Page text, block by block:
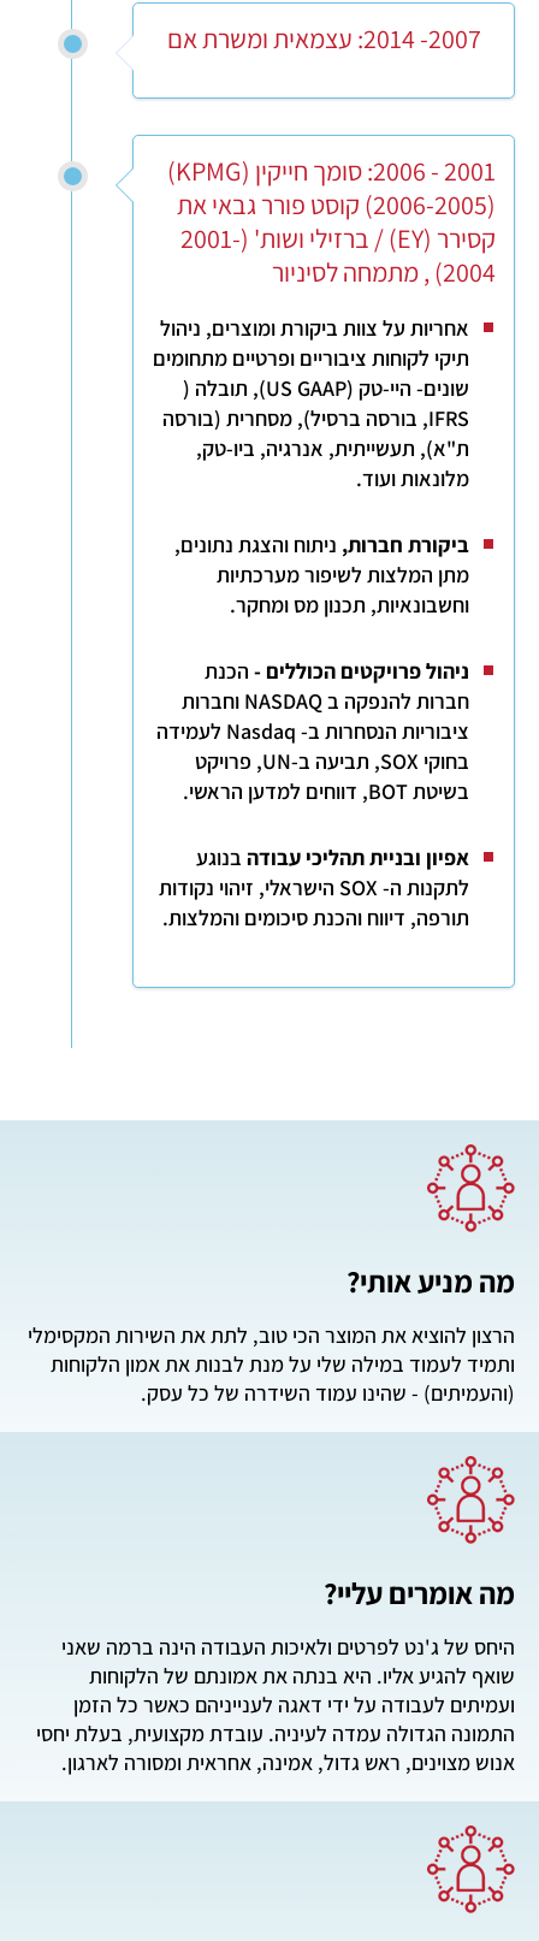
2007- 2014: עצמאית ומשרת אם
2001 - 2006: סומך חייקין (KPMG)
(2006-2005) קוסט פורר גבאי את
קסירר (EY) / ברזילי ושות' (2001-
2004) , מתמחה לסיניור
אחריות על צוות ביקורת ומוצרים, ניהול
תיקי לקוחות ציבוריים ופרטיים מתחומים
שונים- היי-טק (US GAAP), תובלה (
IFRS, בורסה ברסיל), מסחרית (בורסה
ת"א), תעשייתית, אנרגיה, ביו-טק,
מלונאות ועוד.
ביקורת חברות, ניתוח והצגת נתונים,
מתן המלצות לשיפור מערכתיות
וחשבונאיות, תכנון מס ומחקר.
ניהול פרויקטים הכוללים - הכנת
חברות להנפקה ב NASDAQ וחברות
ציבוריות הנסחרות ב- Nasdaq לעמידה
בחוקי SOX, תביעה ב-UN, פרויקט
בשיטת BOT, דווחים למדען הראשי.
אפיון ובניית תהליכי עבודה בנוגע
לתקנות ה- SOX הישראלי, זיהוי נקודות
תורפה, דיווח והכנת סיכומים והמלצות.
מה מניע אותי?
הרצון להוציא את המוצר הכי טוב, לתת את השירות המקסימלי
ותמיד לעמוד במילה שלי על מנת לבנות את אמון הלקוחות
(והעמיתים) - שהינו עמוד השידרה של כל עסק.
מה אומרים עליי?
היחס של ג'נט לפרטים ולאיכות העבודה הינה ברמה שאני
שואף להגיע אליו. היא בנתה את אמונתם של הלקוחות
ועמיתים לעבודה על ידי דאגה לענייניהם כאשר כל הזמן
התמונה הגדולה עמדה לעיניה. עובדת מקצועית, בעלת יחסי
אנוש מצוינים, ראש גדול, אמינה, אחראית ומסורה לארגון.